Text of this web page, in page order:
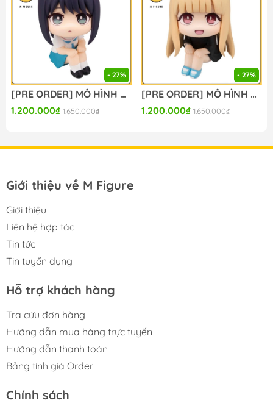
#figure #mo_hinh #mo_hinh_nhan_vat
#mo_hinh_anime #anime_figure #figure
#mo_hinh_chinh_hang #mo_hinh_figure
#figure_chinh_hang #mo_hinh_tinh #nendoroid
#gameprize #scalefigure
-----
- 27%
[PRE ORDER] MÔ HÌNH Chou Kaguya-hime! - Sakayori Iroha - Look Up (MegaHouse) FIGURE CHÍNH HÃNG
1.200.000₫ 1.650.000₫
- 27%
[PRE ORDER] MÔ HÌNH Chou Kaguya-hime! - Kaguya - Look Up (MegaHouse) FIGURE CHÍNH HÃNG
1.200.000₫ 1.650.000₫
Giới thiệu về M Figure
Giới thiệu
Liên hệ hợp tác
Tin tức
Tin tuyển dụng
Hỗ trợ khách hàng
Tra cứu đơn hàng
Hướng dẫn mua hàng trực tuyến
Hướng dẫn thanh toán
Bảng tính giá Order
Chính sách